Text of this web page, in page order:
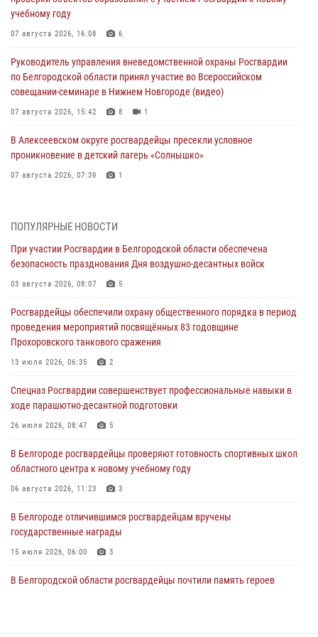
учебному году
07 августа 2026, 16:08 6
Руководитель управления вневедомственной охраны Росгвардии
по Белгородской области принял участие во Всероссийском
совещании-семинаре в Нижнем Новгороде (видео)
07 августа 2026, 15:42 8 1
В Алексеевском округе росгвардейцы пресекли условное
проникновение в детский лагерь «Солнышко»
07 августа 2026, 07:39 1
Подвиги героев‑росгвардейцев увековечили в новой музейной
экспозиции белгородского музея‑диорамы «Курская битва.
06 августа 2026, 12:05 3
В Белгороде росгвардейцы проверяют готовность спортивных школ
областного центра к новому учебному году
Росгвардия обеспечила общественную безопасность празднования
83-й годовщины освобождения г. Белгорода от немецко -
06 августа 2026, 06:54 3
Офицеры Росгвардии и ветераны войск правопорядка почтили
05 августа 2026, 17:12 2
ПОПУЛЯРНЫЕ НОВОСТИ
При участии Росгвардии в Белгородской области обеспечена
безопасность празднования Дня воздушно-десантных войск
03 августа 2026, 08:07 5
Росгвардейцы обеспечили охрану общественного порядка в период
проведения мероприятий посвящённых 83 годовщине
Прохоровского танкового сражения
13 июля 2026, 06:35 2
Спецназ Росгвардии совершенствует профессиональные навыки в
ходе парашютно-десантной подготовки
26 июля 2026, 08:47 5
В Белгороде росгвардейцы проверяют готовность спортивных школ
областного центра к новому учебному году
06 августа 2026, 11:23 3
В Белгороде отличившимся росгвардейцам вручены
государственные награды
15 июля 2026, 06:00 3
В Белгородской области росгвардейцы почтили память героев